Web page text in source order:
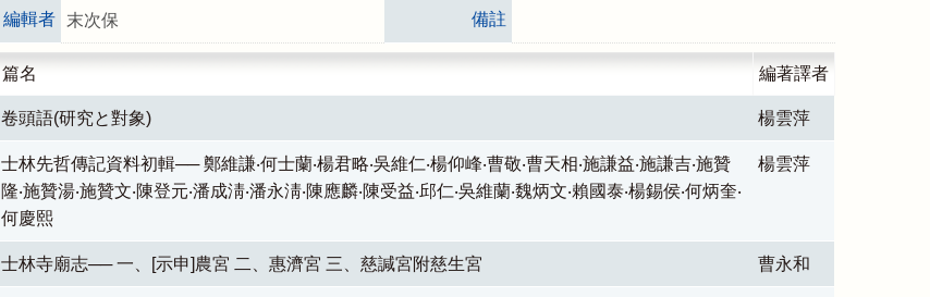
編輯者 末次保 備註
篇名 編著譯者
卷頭語(研究と對象) 楊雲萍
士林先哲傳記資料初輯── 鄭維謙‧何士蘭‧楊君略‧吳維仁‧楊仰峰‧曹敬‧曹天相‧施謙益‧施謙吉‧施贊
隆‧施贊湯‧施贊文‧陳登元‧潘成淸‧潘永淸‧陳應麟‧陳受益‧邱仁‧吳維蘭‧魏炳文‧賴國泰‧楊錫侯‧何炳奎‧
何慶熙
楊雲萍
士林寺廟志── 一、[示申]農宮 二、惠濟宮 三、慈諴宮附慈生宮 曹永和